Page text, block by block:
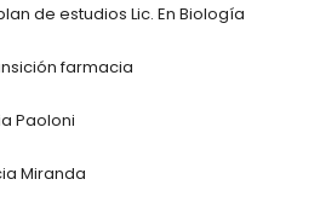
de estudios Lic. En Biología
farmacia
Paoloni
Miranda